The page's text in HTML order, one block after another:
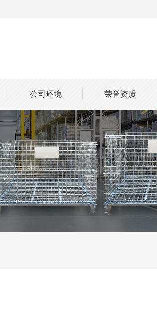
公司环境 荣誉资质